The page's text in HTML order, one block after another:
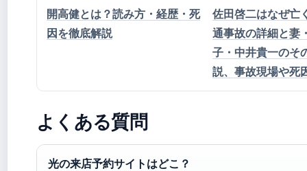
開高健とは？読み方・経歴・死
因を徹底解説
佐田啓二はなぜ亡
通事故の詳細と妻
子・中井貴一のそ
説、事故現場や死
よくある質問
光の来店予約サイトはどこ？